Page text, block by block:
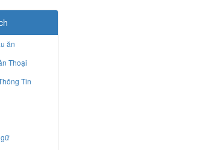
ăn
Thoại
Tin